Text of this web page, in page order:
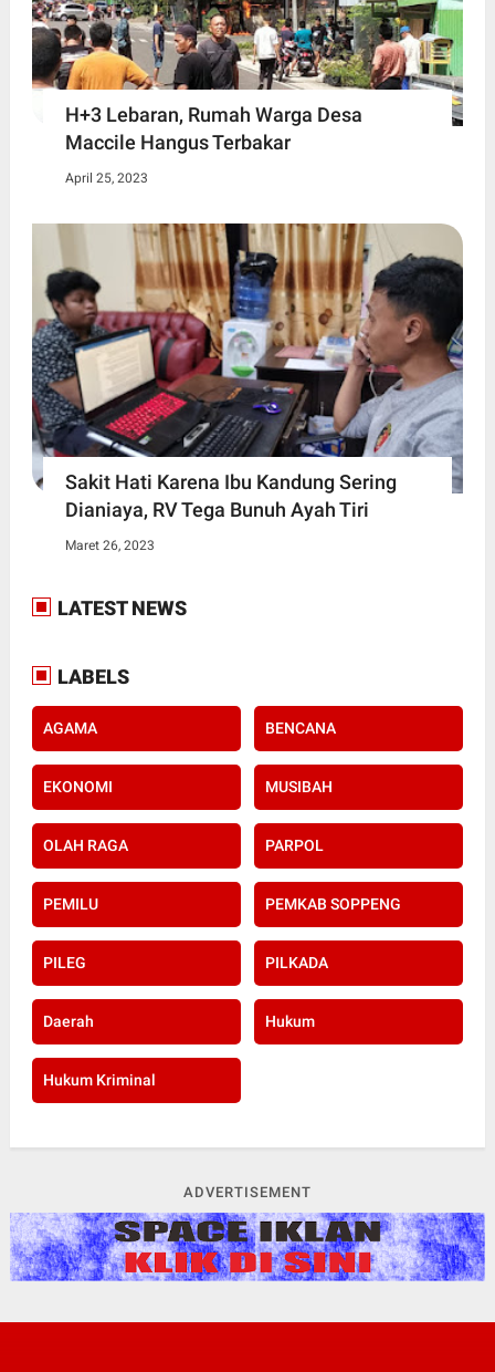
H+3 Lebaran, Rumah Warga Desa
Maccile Hangus Terbakar
April 25, 2023
Sakit Hati Karena Ibu Kandung Sering
Dianiaya, RV Tega Bunuh Ayah Tiri
Maret 26, 2023
LATEST NEWS
LABELS
AGAMA BENCANA
EKONOMI MUSIBAH
OLAH RAGA PARPOL
PEMILU PEMKAB SOPPENG
PILEG PILKADA
Daerah Hukum
Hukum Kriminal
ADVERTISEMENT